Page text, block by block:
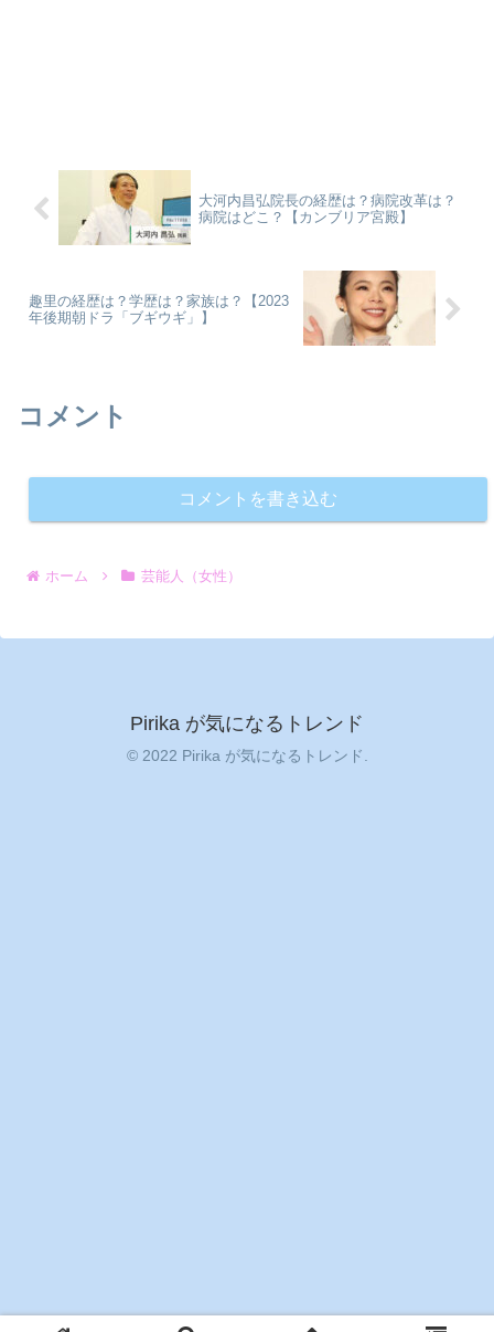
大河内昌弘院長の経歴は？病院改革は？
病院はどこ？【カンブリア宮殿】
趣里の経歴は？学歴は？家族は？【2023
年後期朝ドラ「ブギウギ」】
コメント
コメントを書き込む
ホーム 芸能人（女性）
Pirika が気になるトレンド
© 2022 Pirika が気になるトレンド.